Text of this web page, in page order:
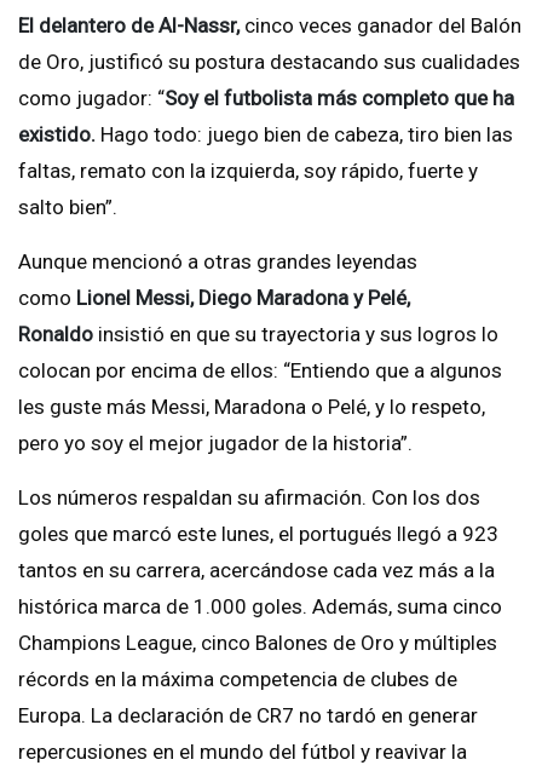
El delantero de Al-Nassr,cinco veces ganador del Balón
de Oro, justificó su postura destacando sus cualidades
como jugador: “Soy el futbolista más completo que ha
existido. Hago todo: juego bien de cabeza, tiro bien las
faltas, remato con la izquierda, soy rápido, fuerte y
salto bien”.
Aunque mencionó a otras grandes leyendas
como Lionel Messi, Diego Maradona y Pelé,
Ronaldo insistió en que su trayectoria y sus logros lo
colocan por encima de ellos: “Entiendo que a algunos
les guste más Messi, Maradona o Pelé, y lo respeto,
pero yo soy el mejor jugador de la historia”.
Los números respaldan su afirmación. Con los dos
goles que marcó este lunes, el portugués llegó a 923
tantos en su carrera, acercándose cada vez más a la
histórica marca de 1.000 goles. Además, suma cinco
Champions League, cinco Balones de Oro y múltiples
récords en la máxima competencia de clubes de
Europa. La declaración de CR7 no tardó en generar
repercusiones en el mundo del fútbol y reavivar la